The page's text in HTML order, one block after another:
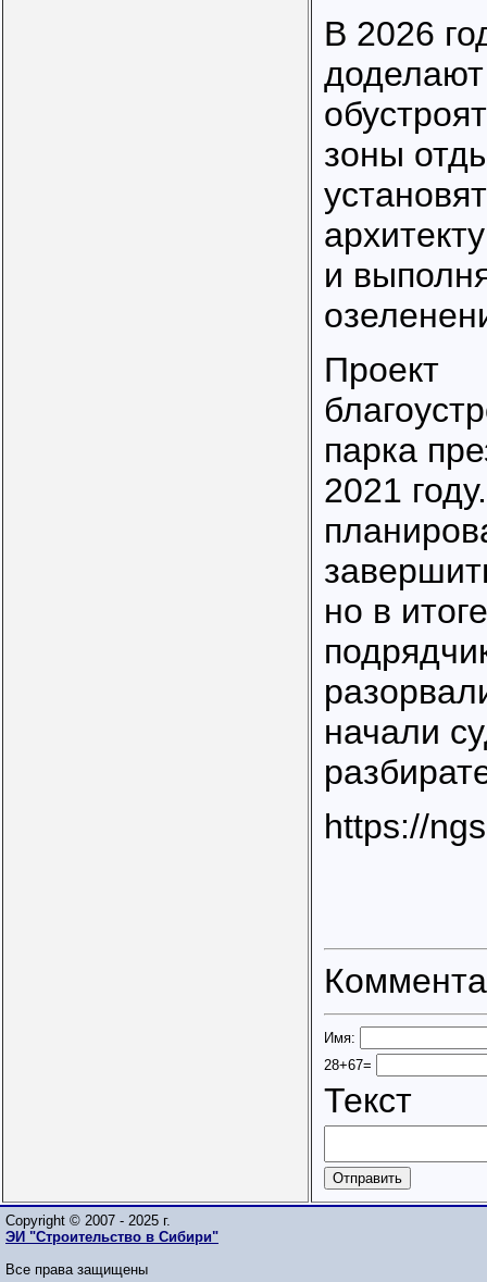
В 2026
зоны
и
Проект
парка
2021
но в
начали
https://
Имя:
28+67=
Текст
Copyright © 2007 - 2025 г.
ЭИ "Строительство в Сибири"
Все права защищены